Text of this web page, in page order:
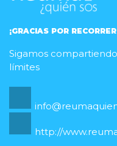
¡GRACIAS POR
Sigamos
límites
http://